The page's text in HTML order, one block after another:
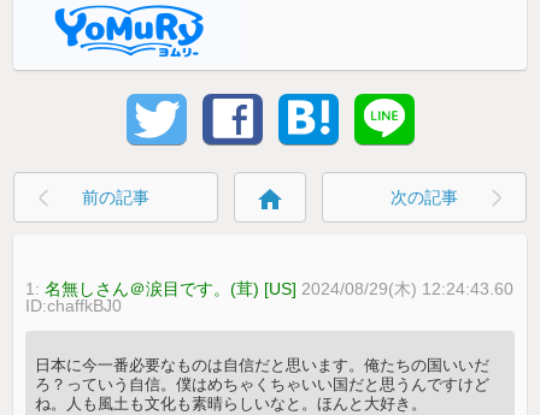
前の記事 home 次の記事
1:名無しさん＠涙目です。(茸) [US] 2024/08/29(木) 12:24:43.60
ID:chaffkBJ0
日本に今一番必要なものは自信だと思います。俺たちの国いいだ
ろ？っていう自信。僕はめちゃくちゃいい国だと思うんですけど
ね。人も風土も文化も素晴らしいなと。ほんと大好き。